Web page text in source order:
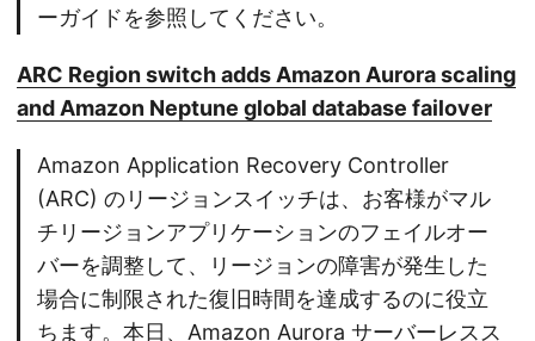
ーガイドを参照してください。
ARC Region switch adds Amazon Aurora scaling
and Amazon Neptune global database failover
Amazon Application Recovery Controller
(ARC) のリージョンスイッチは、お客様がマル
チリージョンアプリケーションのフェイルオー
バーを調整して、リージョンの障害が発生した
場合に制限された復旧時間を達成するのに役立
ちます。本日、Amazon Aurora サーバーレスス